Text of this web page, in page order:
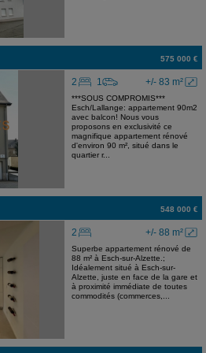
575 000 €
+/- 83 m²
2 1
***SOUS COMPROMIS***
Esch/Lallange: appartement 90m2
avec balcon! Nous vous
proposons en exclusivité ce
magnifique appartement rénové
d'environ 90 m², situé dans le
quartier r...
548 000 €
+/- 88 m²
2
Superbe appartement rénové de
88 m² à Esch-sur-Alzette.;
Idéalement situé à Esch-sur-
Alzette, juste en face de la gare et
à proximité immédiate de toutes
commodités (commerces,...